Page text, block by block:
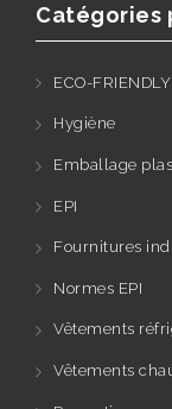
Catégories
ECO-FRIENDLY
Hygiène
Emballage
EPI
Fournitures
Normes EPI
Vêtements
Vêtements